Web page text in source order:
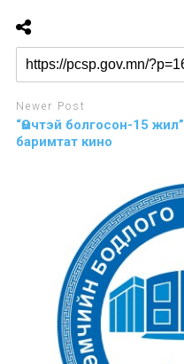
Newer Post
“Өмчтэй болгосон-15 жил”
баримтат кино